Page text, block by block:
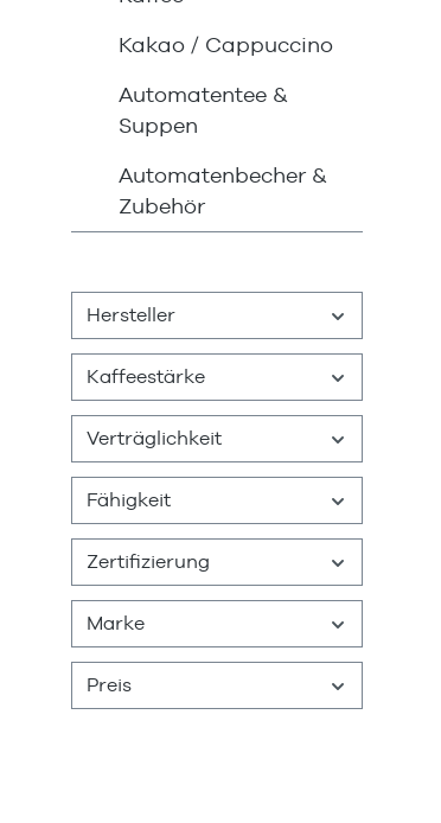
Kakao / Cappuccino
Automatentee &
Suppen
Automatenbecher &
Zubehör
Hersteller
Kaffeestärke
Verträglichkeit
Fähigkeit
Zertifizierung
Marke
Preis